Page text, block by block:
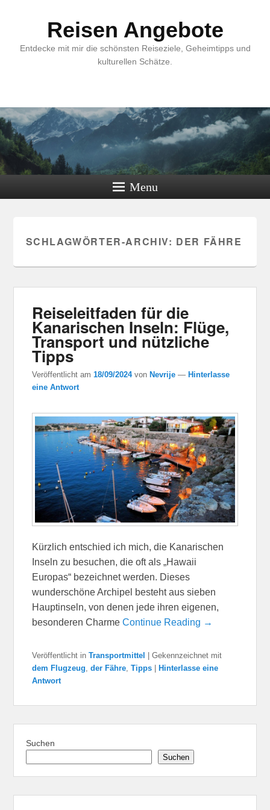
Reisen Angebote
Entdecke mit mir die schönsten Reiseziele, Geheimtipps und
kulturellen Schätze.
Menu
SCHLAGWÖRTER-ARCHIV: DER FÄHRE
Reiseleitfaden für die
Kanarischen Inseln: Flüge,
Transport und nützliche
Tipps
Veröffentlicht am18/09/2024 von Nevrije — Hinterlasse
eine Antwort
Kürzlich entschied ich mich, die Kanarischen
Inseln zu besuchen, die oft als „Hawaii
Europas“ bezeichnet werden. Dieses
wunderschöne Archipel besteht aus sieben
Hauptinseln, von denen jede ihren eigenen,
besonderen CharmeContinue Reading →
Veröffentlicht in Transportmittel |Gekennzeichnet mit
dem Flugzeug,der Fähre,Tipps
Hinterlasse eine
Antwort
Suchen
Suchen